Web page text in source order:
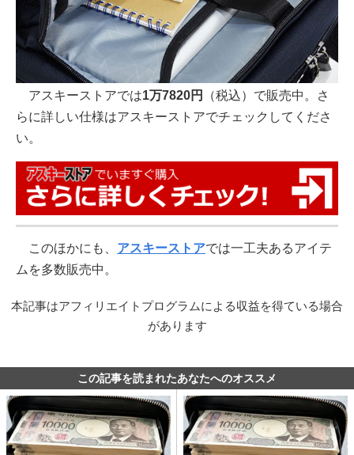
アスキーストアでは1万7820円
（税込）で販売中。さ
らに詳しい仕様はアスキーストアでチェックしてくださ
い。
このほかにも、 アスキーストアでは一工夫あるアイテ
ムを多数販売中。
本記事はアフィリエイトプログラムによる収益を得ている場合
があります
この記事を読まれたあなたへのオススメ